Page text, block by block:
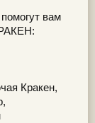
вам
Кракен,